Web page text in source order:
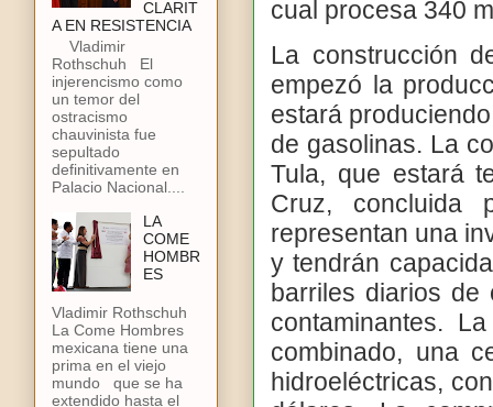
cual procesa 340
La construcción
empezó la
estará
de gasolinas. La
Tula, que estará
Cruz, concluida
representan una
y tendrán
barriles diarios de
contaminantes.
combinado, una
hidroeléctricas,
CLARIT
A EN RESISTENCIA
Vladimir
Rothschuh El
injerencismo como
un temor del
ostracismo
chauvinista fue
sepultado
definitivamente en
Palacio Nacional....
LA
COME
HOMBR
ES
Vladimir Rothschuh
La Come Hombres
mexicana tiene una
prima en el viejo
mundo que se ha
extendido hasta el